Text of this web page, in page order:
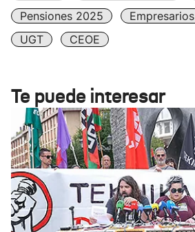
Pensiones 2025
Empresarios
UGT
CEOE
Te puede interesar